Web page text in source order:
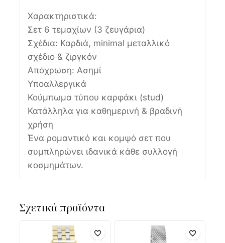
Χαρακτηριστικά:
Σετ 6 τεμαχίων (3 ζευγάρια)
Σχέδια: Καρδιά, minimal μεταλλικό
σχέδιο & ζιργκόν
Απόχρωση: Ασημί
Υποαλλεργικά
Κούμπωμα τύπου καρφάκι (stud)
Κατάλληλα για καθημερινή & βραδινή
χρήση
Ένα ρομαντικό και κομψό σετ που
συμπληρώνει ιδανικά κάθε συλλογή
κοσμημάτων.
Σχετικά προϊόντα